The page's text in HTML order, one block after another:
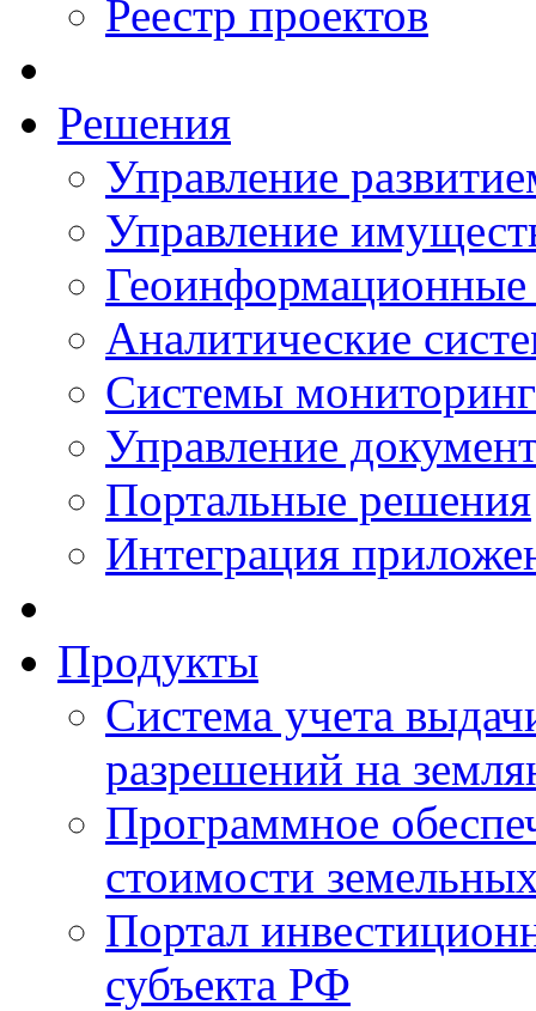
Реестр проектов
Решения
Управление
Управление
Аналитические
Системы
Управление
Портальные решения
Интеграция
Продукты
Система учета
разрешений на
Программное
стоимости
Портал
субъекта РФ